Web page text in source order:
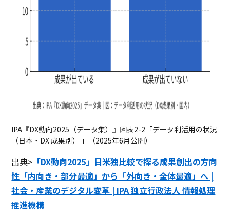
IPA『DX動向2025（データ集）』図表2-2「データ利活用の状況
（日本・DX 成果別） 」（2025年6月公開）
出典> 「DX動向2025」日米独比較で探る成果創出の方向
性「内向き・部分最適」から「外向き・全体最適」へ |
社会・産業のデジタル変革 | IPA 独立行政法人 情報処理
推進機構